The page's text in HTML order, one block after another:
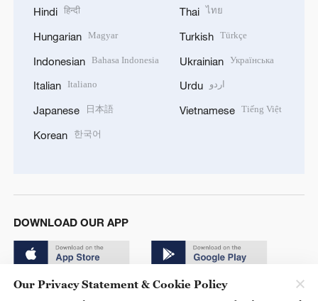
Hindi हिन्दी
Hungarian Magyar
Indonesian Bahasa Indonesia
Italian Italiano
Japanese 日本語
Korean 한국어
Thai ไทย
Turkish Türkçe
Ukrainian Українська
Urdu اردو
Vietnamese Tiếng Việt
DOWNLOAD OUR APP
Our Privacy Statement & Cookie Policy